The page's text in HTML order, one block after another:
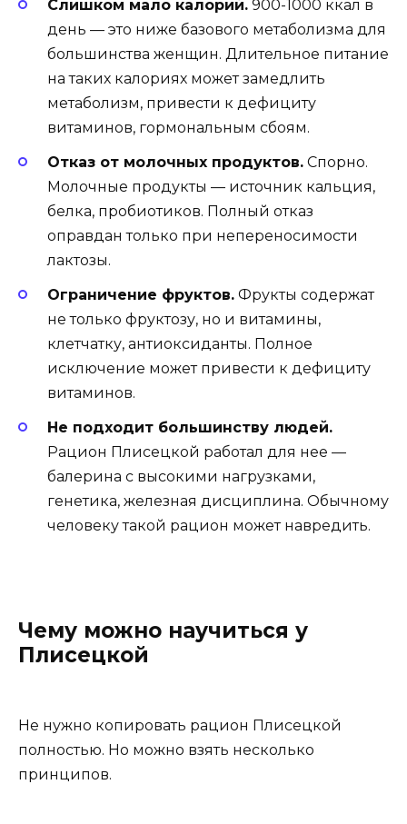
Слишком мало калорий. 900-1000 ккал в
день — это ниже базового метаболизма для
большинства женщин. Длительное питание
на таких калориях может замедлить
метаболизм, привести к дефициту
витаминов, гормональным сбоям.
Отказ от молочных продуктов. Спорно.
Молочные продукты — источник кальция,
белка, пробиотиков. Полный отказ
оправдан только при непереносимости
лактозы.
Ограничение фруктов. Фрукты содержат
не только фруктозу, но и витамины,
клетчатку, антиоксиданты. Полное
исключение может привести к дефициту
витаминов.
Не подходит большинству людей.
Рацион Плисецкой работал для нее —
балерина с высокими нагрузками,
генетика, железная дисциплина. Обычному
человеку такой рацион может навредить.
Чему можно научиться у
Плисецкой
Не нужно копировать рацион Плисецкой
полностью. Но можно взять несколько
принципов.